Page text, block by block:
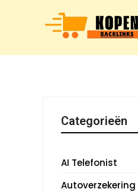
Categorieën
AI Telefonist
Autoverzekering